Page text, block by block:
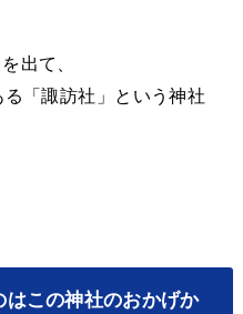
出て、
「諏訪社」という神社
この神社のおかげか